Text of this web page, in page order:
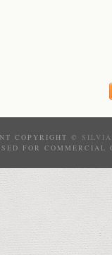
COPYRIGHT ©
FOR COMMERCIAL